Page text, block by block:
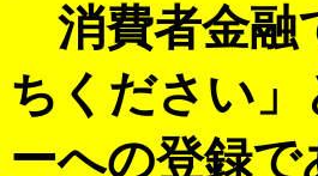
消費者金融
ちください
ーへの登録